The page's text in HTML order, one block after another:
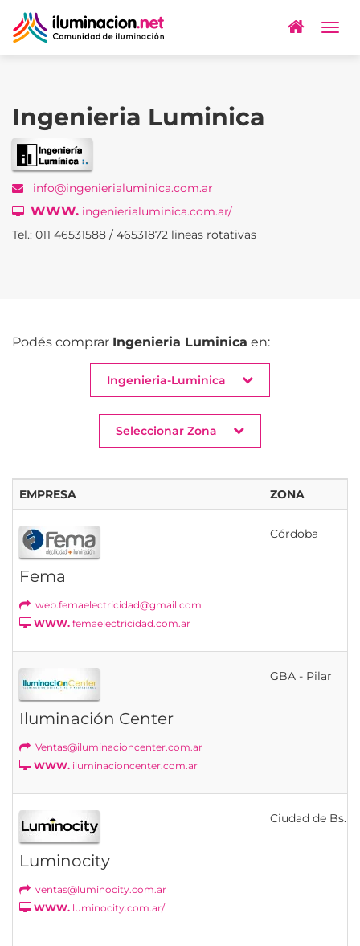
Ingenieria Luminica
info@ingenierialuminica.com.ar
WWW. ingenierialuminica.com.ar/
Tel.: 011 46531588 / 46531872 lineas rotativas
Podés comprar Ingenieria Luminica en:
Ingenieria-Luminica
Seleccionar Zona
EMPRESA ZONA
Fema
web.femaelectricidad@gmail.com
WWW. femaelectricidad.com.ar
Córdoba
Iluminación Center
Ventas@iluminacioncenter.com.ar
WWW. iluminacioncenter.com.ar
GBA - Pilar
Luminocity
ventas@luminocity.com.ar
WWW. luminocity.com.ar/
Ciudad de Bs.